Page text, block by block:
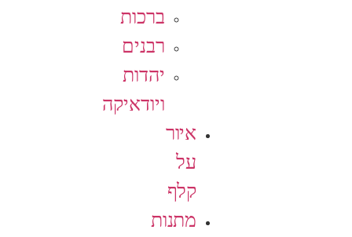
ברכות
רבנים
יהדות
ויודאיקה
איור
על
קלף
מתנות